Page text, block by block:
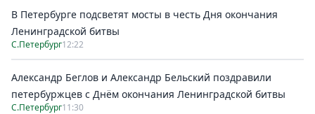
В Петербурге подсветят мосты в честь Дня окончания
Ленинградской битвы
С.Петербург12:22
Александр Беглов и Александр Бельский поздравили
петербуржцев с Днём окончания Ленинградской битвы
С.Петербург11:30